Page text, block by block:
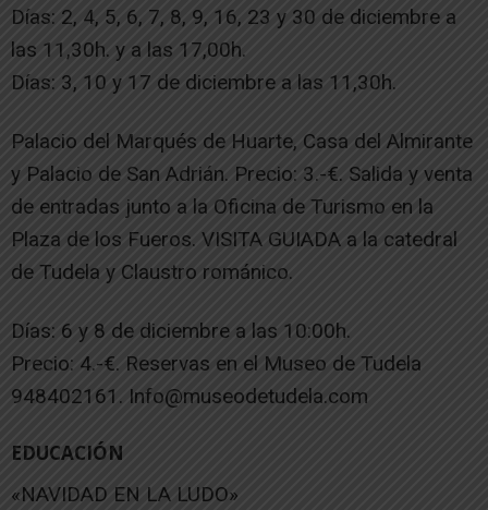
Días: 2, 4, 5, 6, 7, 8, 9, 16, 23 y 30 de diciembre a
las 11,30h. y a las 17,00h.
Días: 3, 10 y 17 de diciembre a las 11,30h.
Palacio del Marqués de Huarte, Casa del Almirante
y Palacio de San Adrián. Precio: 3.-€. Salida y venta
de entradas junto a la Oficina de Turismo en la
Plaza de los Fueros. VISITA GUIADA a la catedral
de Tudela y Claustro románico.
Días: 6 y 8 de diciembre a las 10:00h.
Precio: 4.-€. Reservas en el Museo de Tudela
948402161. Info@museodetudela.com
EDUCACIÓN
«NAVIDAD EN LA LUDO»